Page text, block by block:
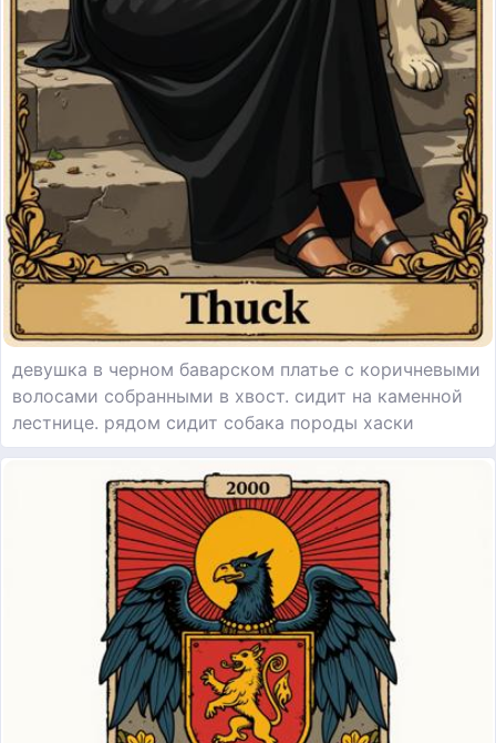
девушка в черном баварском платье с коричневыми
волосами собранными в хвост. сидит на каменной
лестнице. рядом сидит собака породы хаски